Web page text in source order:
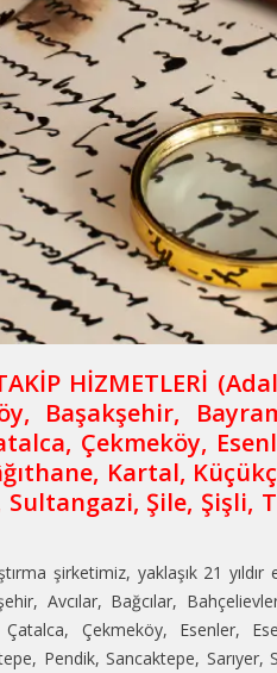
HİZMETLERİ (
Başakşehir,
Çekmeköy,
Kartal,
Şile, Şişli,
şirketimiz, yaklaşık 21
Avcılar, Bağcılar,
Çekmeköy, Esenler,
Pendik, Sancaktepe, Sarıyer,